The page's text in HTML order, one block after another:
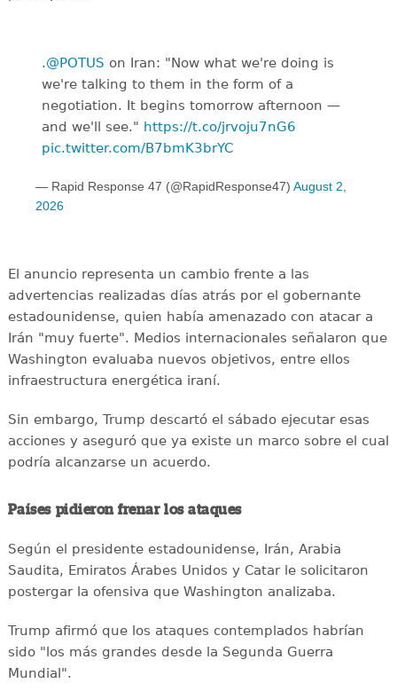
.@POTUS on Iran: "Now what we're doing is
we're talking to them in the form of a
negotiation. It begins tomorrow afternoon —
and we'll see." https://t.co/jrvoju7nG6
pic.twitter.com/B7bmK3brYC
— Rapid Response 47 (@RapidResponse47) August 2,
2026
El anuncio representa un cambio frente a las
advertencias realizadas días atrás por el gobernante
estadounidense, quien había amenazado con atacar a
Irán "muy fuerte". Medios internacionales señalaron que
Washington evaluaba nuevos objetivos, entre ellos
infraestructura energética iraní.
Sin embargo, Trump descartó el sábado ejecutar esas
acciones y aseguró que ya existe un marco sobre el cual
podría alcanzarse un acuerdo.
Países pidieron frenar los ataques
Según el presidente estadounidense, Irán, Arabia
Saudita, Emiratos Árabes Unidos y Catar le solicitaron
postergar la ofensiva que Washington analizaba.
Trump afirmó que los ataques contemplados habrían
sido "los más grandes desde la Segunda Guerra
Mundial".